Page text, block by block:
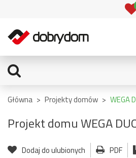
Główna > Projekty domów > WEGA
Projekt domu WEGA
Dodaj do ulubionych PDF